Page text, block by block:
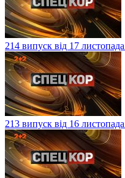
214 випуск від 17
213 випуск від 16